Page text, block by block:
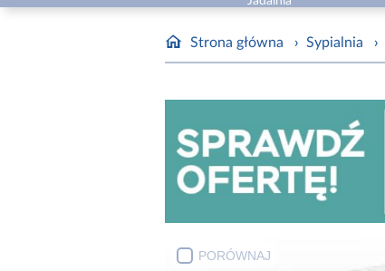
Strona główna › Sypialnia ›
PORÓWNAJ